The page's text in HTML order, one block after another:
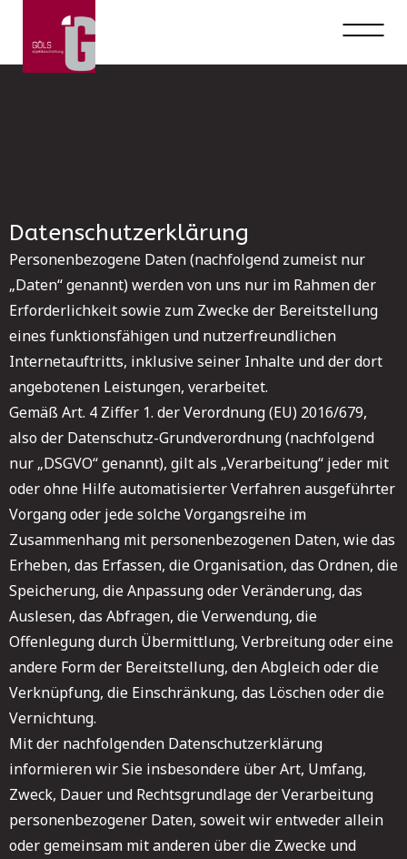
Datenschutzerklärung
Personenbezogene Daten (nachfolgend zumeist nur
„Daten“ genannt) werden von uns nur im Rahmen der
Erforderlichkeit sowie zum Zwecke der Bereitstellung
eines funktionsfähigen und nutzerfreundlichen
Internetauftritts, inklusive seiner Inhalte und der dort
angebotenen Leistungen, verarbeitet.
Gemäß Art. 4 Ziffer 1. der Verordnung (EU) 2016/679,
also der Datenschutz-Grundverordnung (nachfolgend
nur „DSGVO“ genannt), gilt als „Verarbeitung“ jeder mit
oder ohne Hilfe automatisierter Verfahren ausgeführter
Vorgang oder jede solche Vorgangsreihe im
Zusammenhang mit personenbezogenen Daten, wie das
Erheben, das Erfassen, die Organisation, das Ordnen, die
Speicherung, die Anpassung oder Veränderung, das
Auslesen, das Abfragen, die Verwendung, die
Offenlegung durch Übermittlung, Verbreitung oder eine
andere Form der Bereitstellung, den Abgleich oder die
Verknüpfung, die Einschränkung, das Löschen oder die
Vernichtung.
Mit der nachfolgenden Datenschutzerklärung
informieren wir Sie insbesondere über Art, Umfang,
Zweck, Dauer und Rechtsgrundlage der Verarbeitung
personenbezogener Daten, soweit wir entweder allein
oder gemeinsam mit anderen über die Zwecke und